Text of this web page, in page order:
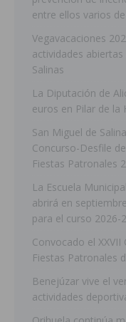
entre ellos varios
Vegavacaciones
actividades
Salinas
La Diputación de
euros en Pilar de la
San Miguel de
Concurso-Desfile
Fiestas Patronales
La Escuela
abrirá en
para el curso 2026-
Convocado el
Fiestas Patronales
Benejúzar vive el
actividades